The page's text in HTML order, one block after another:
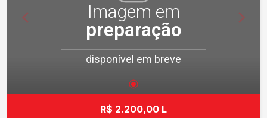
Imagem em
preparação
disponível em breve
R$ 2.200,00 L